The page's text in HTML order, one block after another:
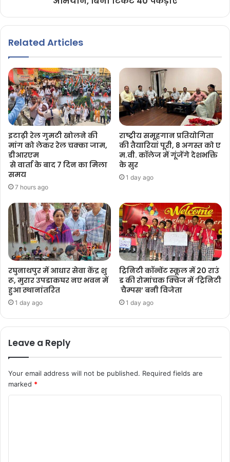
Related Articles
इटाढ़ी रेल गुमटी खोलने की
मांग को लेकर रेल चक्का जाम,
डीआरएम
से वार्ता के बाद 7 दिन का मिला
समय
7 hours ago
राष्ट्रीय समूहगान प्रतियोगिता
की तैयारियां पूरी, 8 अगस्त को ए
म.वी. कॉलेज में गूंजेंगे देशभक्ति
के सुर
1 day ago
रघुनाथपुर में आधार सेवा केंद्र शु
रू, मुरार उपडाकघर नए भवन में
हुआ स्थानांतरित
1 day ago
ट्रिनिटी कॉन्वेंट स्कूल में 20 राउं
ड की रोमांचक क्विज में ‘ट्रिनिटी
चैम्पस’ बनी विजेता
1 day ago
Leave a Reply
Your email address will not be published. Required fields are
marked *